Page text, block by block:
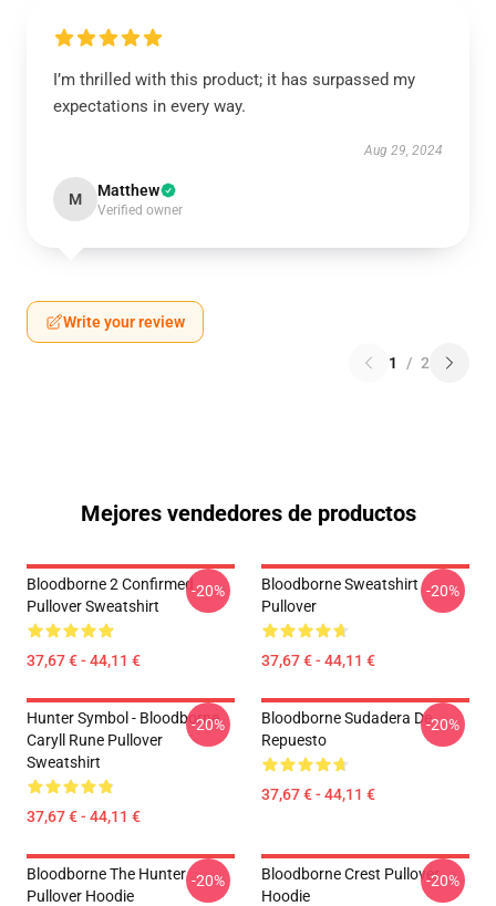
I’m thrilled with this product; it has surpassed my
expectations in every way.
Aug 29, 2024
M Matthew
Verified owner
Write your review
1 / 2
Mejores vendedores de productos
Bloodborne 2 Confirmed
Pullover Sweatshirt
37,67 € - 44,11 €
-20%
Bloodborne Sweatshirt
Pullover
37,67 € - 44,11 €
-20%
Hunter Symbol - Bloodborne
Caryll Rune Pullover
Sweatshirt
37,67 € - 44,11 €
-20%
Bloodborne Sudadera De
Repuesto
37,67 € - 44,11 €
-20%
Bloodborne The Hunter
Pullover Hoodie
-20%
Bloodborne Crest Pullover
Hoodie
-20%